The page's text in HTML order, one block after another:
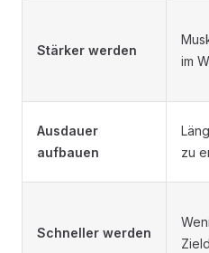
Stärker werden
im
Ausdauer
aufbauen
zu
Schneller werden